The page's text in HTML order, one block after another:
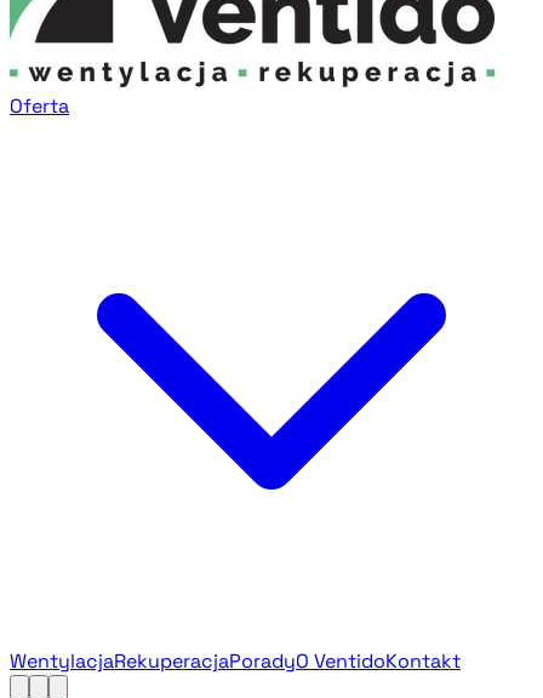
Oferta
WentylacjaRekuperacjaPoradyO VentidoKontakt